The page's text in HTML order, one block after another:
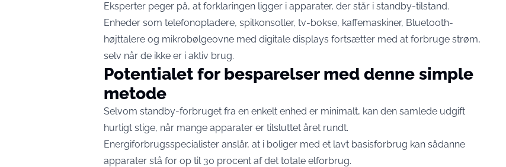
Eksperter peger på, at forklaringen ligger i apparater, der står i standby-tilstand.
Enheder som telefonopladere, spilkonsoller, tv-bokse, kaffemaskiner, Bluetooth-
højttalere og mikrobølgeovne med digitale displays fortsætter med at forbruge strøm,
selv når de ikke er i aktiv brug.
Potentialet for besparelser med denne simple
metode
Selvom standby-forbruget fra en enkelt enhed er minimalt, kan den samlede udgift
hurtigt stige, når mange apparater er tilsluttet året rundt.
Energiforbrugsspecialister anslår, at i boliger med et lavt basisforbrug kan sådanne
apparater stå for op til 30 procent af det totale elforbrug.